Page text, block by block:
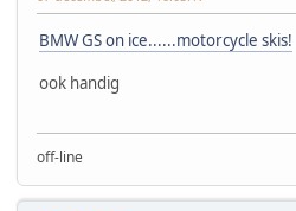
BMW GS on ice......motorcycle skis!
ook handig
off-line